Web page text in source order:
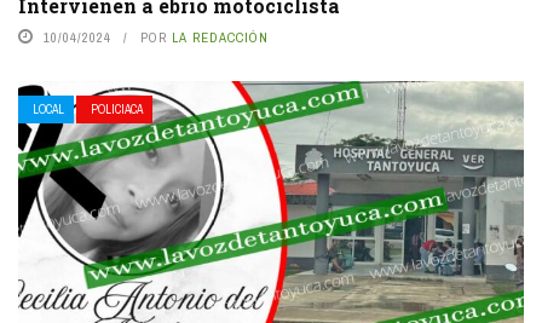
10/04/2024 POR LA REDACCIÓN
LOCAL POLICIACA